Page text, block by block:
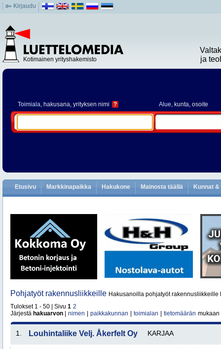
Kirjaudu
Kotimainen yrityshakemisto
ja
Toimiala, hakusana, yrityksen nimi ? Alue, kunta, osoite
Etusivu Markkinapaikka Hakukone Mainosta täällä Kunnat
Pohjatyöt rakennusliikkeille Hakusanoilla pohjatyöt rakennusliikkeille
Tulokset 1 - 50 | Sivu 1 2
Järjestä hakuarvon nimen paikkakunnan toimialan tietomäärän mukaan
1. Louhintaliike Velj. Åkerfelt Oy KARJAA